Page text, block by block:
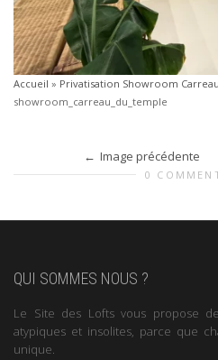
Accueil » Privatisation Showroom
showroom_carreau_du_temple
Image précédente
0
QUI SOMMES NOUS ?
Le Site des Lofts vous propose
atypiques et insolites, parce que
unique.